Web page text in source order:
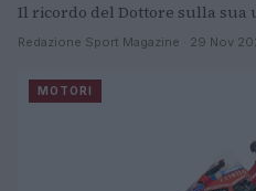
Il ricordo del Dottore sulla sua
Redazione Sport Magazine · 29 Nov
MOTORI